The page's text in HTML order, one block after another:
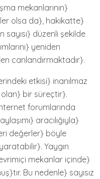
mekanlarının}
olsa da}, hakikatte}
sayısı} düzenli şekilde
yeniden
canlandırmaktadır}.
etkisi} inanılmaz
bir süreçtir}.
forumlarında
aracılığıyla}
değerler} böyle
Yaygın
mekanlar içinde}
Bu nedenle} sayısız